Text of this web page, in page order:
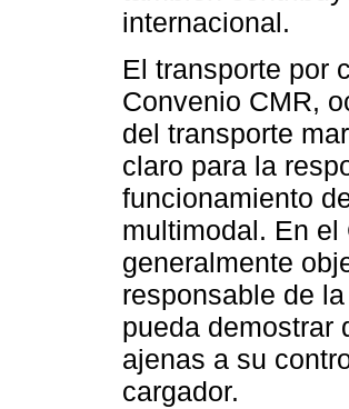
internacional.
El transporte por
Convenio CMR,
del transporte
claro para la
funcionamiento
multimodal. En
generalmente
responsable de
pueda demostrar
ajenas a su
cargador.